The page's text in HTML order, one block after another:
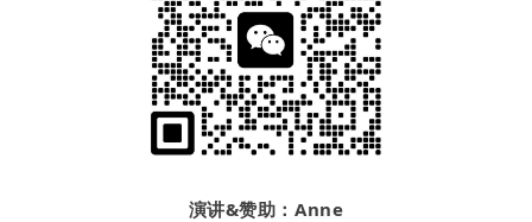
演讲&赞助：Anne